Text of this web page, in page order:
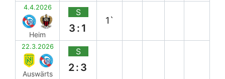
4.4.2026
Heim
S
3:1
1`
22.3.2026
Auswärts
S
2:3